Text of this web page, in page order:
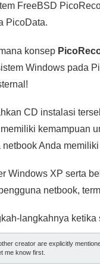
FreeBSD
PicoData.
konsep
Windows pada
CD instalasi
kemampuan
Anda
Windows XP serta
netbook,
langkahnya
creator are explicitly
me know first.